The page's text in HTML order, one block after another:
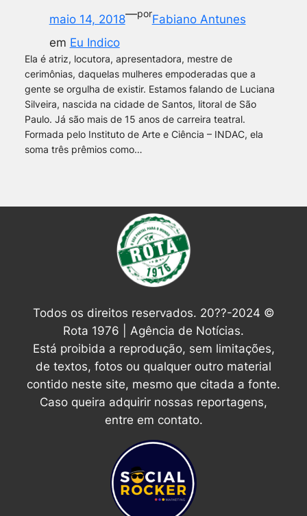
maio 14, 2018—porFabiano Antunes
em Eu Indico
Ela é atriz, locutora, apresentadora, mestre de
cerimônias, daquelas mulheres empoderadas que a
gente se orgulha de existir. Estamos falando de Luciana
Silveira, nascida na cidade de Santos, litoral de São
Paulo. Já são mais de 15 anos de carreira teatral.
Formada pelo Instituto de Arte e Ciência – INDAC, ela
soma três prêmios como…
Todos os direitos reservados. 20??-2024 ©
Rota 1976 | Agência de Notícias.
Está proibida a reprodução, sem limitações,
de textos, fotos ou qualquer outro material
contido neste site, mesmo que citada a fonte.
Caso queira adquirir nossas reportagens,
entre em contato.